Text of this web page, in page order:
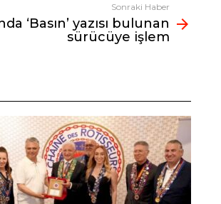
Sonraki Haber
‘Basın’ yazısı bulunan
sürücüye işlem